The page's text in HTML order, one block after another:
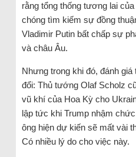
rằng tổng thống tương lai
chóng tìm kiếm sự đồng
Vladimir Putin bất chấp sự
và châu Âu.
Nhưng trong khi đó, đánh
đổi: Thủ tướng Olaf Scholz
vũ khí của Hoa Kỳ cho
lập tức khi Trump nhậm
ông hiện dự kiến ​​sẽ mất vài
Có nhiều lý do cho việc này.